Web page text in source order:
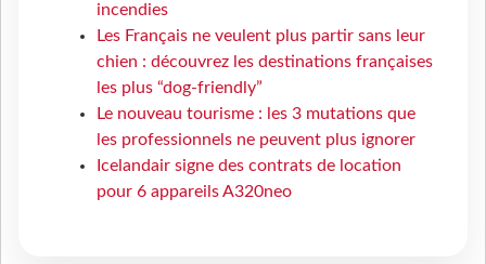
incendies
Les Français ne veulent plus partir sans leur
chien : découvrez les destinations françaises
les plus “dog-friendly”
Le nouveau tourisme : les 3 mutations que
les professionnels ne peuvent plus ignorer
Icelandair signe des contrats de location
pour 6 appareils A320neo